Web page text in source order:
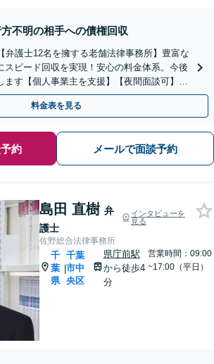
不明の相手への債権回収
弁護士12名を擁する老舗法律事務所】豊富な
スピード回収を実現！安心の料金体系。今後
す【個人事業主を支援】【夜間面談可】
駅5分／千葉中央駅10分】
料金表を見る
約 メールで面談予約
島田 直樹 弁
護士
インタビューを
見る
佐野総合法律事務所
千
葉
県
|
千葉
市中
央区
県庁前駅
から徒歩4
分
営業時間：09:00
~17:00（平日）